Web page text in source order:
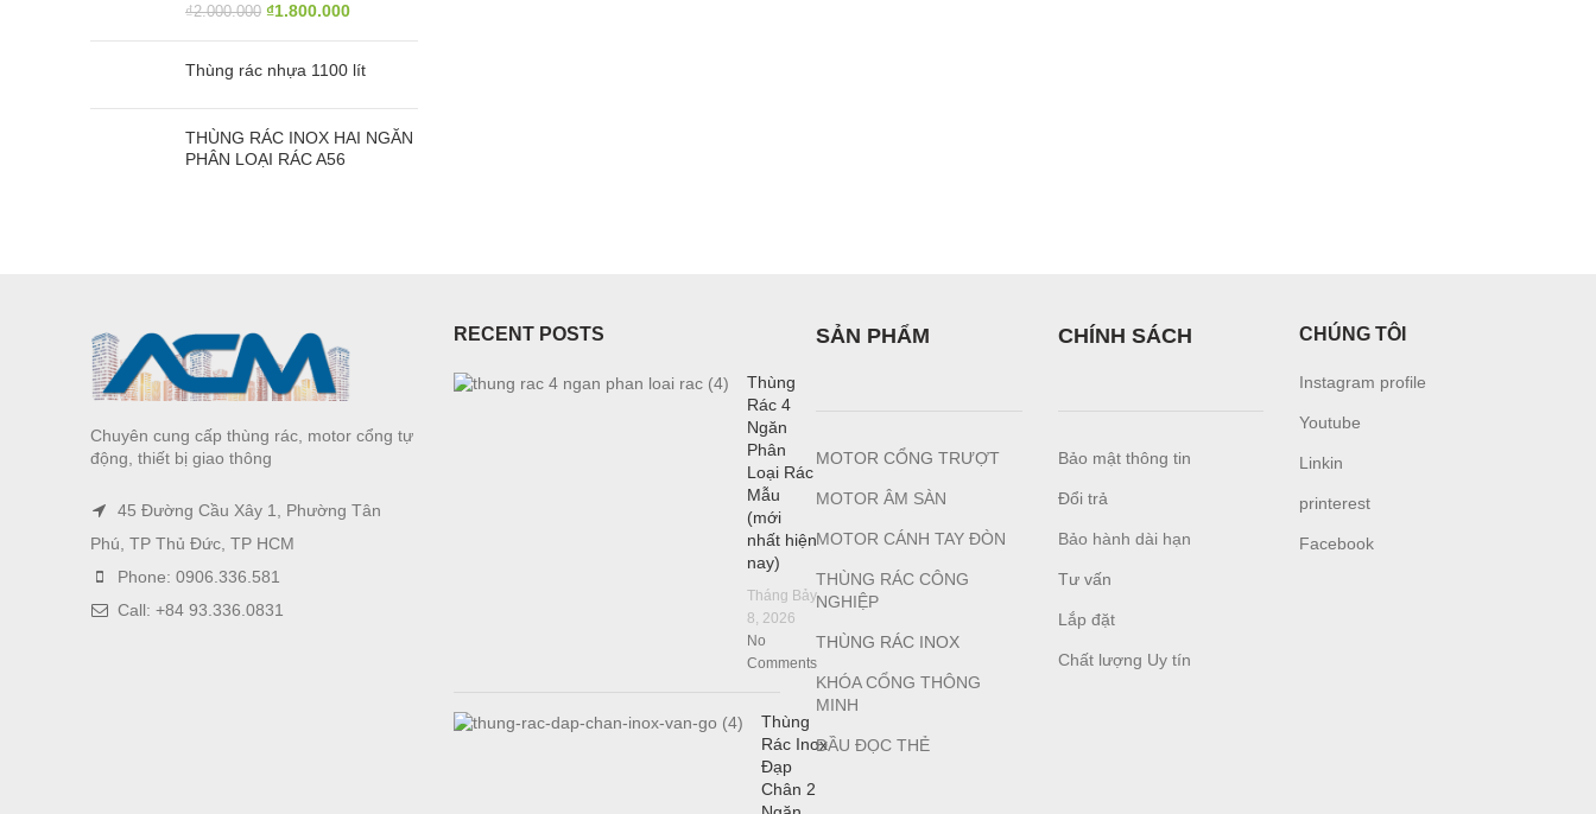
₫2.000.000 ₫1.800.000
Thùng rác nhựa 1100 lít
THÙNG RÁC INOX HAI NGĂN
PHÂN LOẠI RÁC A56
Chuyên cung cấp thùng rác, motor cổng tự
động, thiết bị giao thông
45 Đường Cầu Xây 1, Phường Tân
Phú, TP Thủ Đức, TP HCM
Phone: 0906.336.581
Call: +84 93.336.0831
RECENT POSTS
Thùng
Rác 4
Ngăn
Phân
Loại Rác
Mẫu
(mới
nhất hiện
nay)
Tháng Bảy
8, 2026
No
Comments
Thùng
Rác Inox
Đạp
Chân 2
SẢN PHẨM
MOTOR CỔNG TRƯỢT
MOTOR ÂM SÀN
MOTOR CÁNH TAY ĐÒN
THÙNG RÁC CÔNG
NGHIỆP
THÙNG RÁC INOX
KHÓA CỔNG THÔNG
MINH
ĐẦU ĐỌC THẺ
CHÍNH SÁCH
Bảo mật thông tin
Đổi trả
Bảo hành dài hạn
Tư vấn
L ắp đặt
Chất lượng Uy tín
CHÚNG TÔI
Instagram profile
Youtube
Linkin
printerest
Facebook